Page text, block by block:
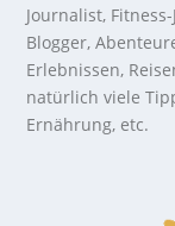
Journalist,
Blogger,
Erlebnissen,
natürlich viele
Ernährung, etc.